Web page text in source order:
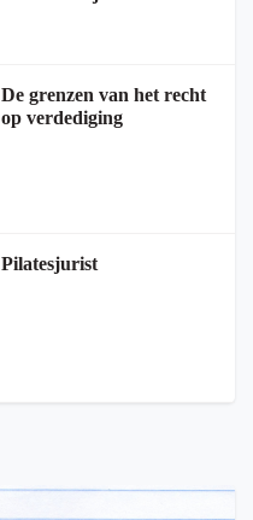
De grenzen van het recht
op verdediging
Pilatesjurist